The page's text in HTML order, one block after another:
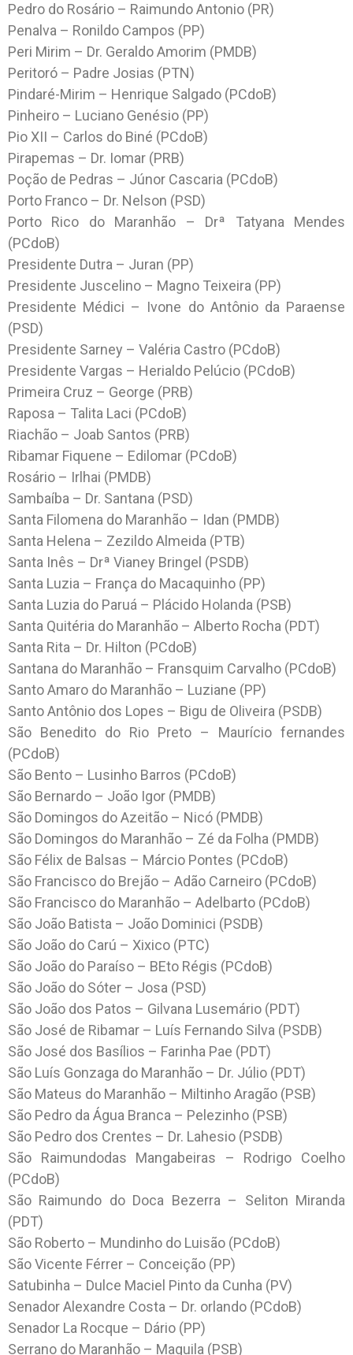
Pedro do Rosário – Raimundo Antonio (PR)
Penalva – Ronildo Campos (PP)
Peri Mirim – Dr. Geraldo Amorim (PMDB)
Peritoró – Padre Josias (PTN)
Pindaré-Mirim – Henrique Salgado (PCdoB)
Pinheiro – Luciano Genésio (PP)
Pio XII – Carlos do Biné (PCdoB)
Pirapemas – Dr. Iomar (PRB)
Poção de Pedras – Júnor Cascaria (PCdoB)
Porto Franco – Dr. Nelson (PSD)
Porto Rico do Maranhão – Drª Tatyana Mendes
(PCdoB)
Presidente Dutra – Juran (PP)
Presidente Juscelino – Magno Teixeira (PP)
Presidente Médici – Ivone do Antônio da Paraense
(PSD)
Presidente Sarney – Valéria Castro (PCdoB)
Presidente Vargas – Herialdo Pelúcio (PCdoB)
Primeira Cruz – George (PRB)
Raposa – Talita Laci (PCdoB)
Riachão – Joab Santos (PRB)
Ribamar Fiquene – Edilomar (PCdoB)
Rosário – Irlhai (PMDB)
Sambaíba – Dr. Santana (PSD)
Santa Filomena do Maranhão – Idan (PMDB)
Santa Helena – Zezildo Almeida (PTB)
Santa Inês – Drª Vianey Bringel (PSDB)
Santa Luzia – França do Macaquinho (PP)
Santa Luzia do Paruá – Plácido Holanda (PSB)
Santa Quitéria do Maranhão – Alberto Rocha (PDT)
Santa Rita – Dr. Hilton (PCdoB)
Santana do Maranhão – Fransquim Carvalho (PCdoB)
Santo Amaro do Maranhão – Luziane (PP)
Santo Antônio dos Lopes – Bigu de Oliveira (PSDB)
São Benedito do Rio Preto – Maurício fernandes
(PCdoB)
São Bento – Lusinho Barros (PCdoB)
São Bernardo – João Igor (PMDB)
São Domingos do Azeitão – Nicó (PMDB)
São Domingos do Maranhão – Zé da Folha (PMDB)
São Félix de Balsas – Márcio Pontes (PCdoB)
São Francisco do Brejão – Adão Carneiro (PCdoB)
São Francisco do Maranhão – Adelbarto (PCdoB)
São João Batista – João Dominici (PSDB)
São João do Carú – Xixico (PTC)
São João do Paraíso – BEto Régis (PCdoB)
São João do Sóter – Josa (PSD)
São João dos Patos – Gilvana Lusemário (PDT)
São José de Ribamar – Luís Fernando Silva (PSDB)
São José dos Basílios – Farinha Pae (PDT)
São Luís Gonzaga do Maranhão – Dr. Júlio (PDT)
São Mateus do Maranhão – Miltinho Aragão (PSB)
São Pedro da Água Branca – Pelezinho (PSB)
São Pedro dos Crentes – Dr. Lahesio (PSDB)
São Raimundodas Mangabeiras – Rodrigo Coelho
(PCdoB)
São Raimundo do Doca Bezerra – Seliton Miranda
(PDT)
São Roberto – Mundinho do Luisão (PCdoB)
São Vicente Férrer – Conceição (PP)
Satubinha – Dulce Maciel Pinto da Cunha (PV)
Senador Alexandre Costa – Dr. orlando (PCdoB)
Senador La Rocque – Dário (PP)
Serrano do Maranhão – Maguila (PSB)